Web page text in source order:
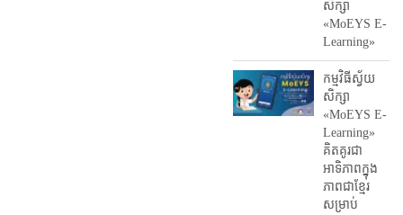
សិក្សា
«MoEYS E-
Learning»
កម្មវិធីស្វ័យ
សិក្សា
«MoEYS E-
Learning»
គិតគូរជា
អាទិភាពក្នុង
ភាពជាខ្មែរ
សម្រាប់